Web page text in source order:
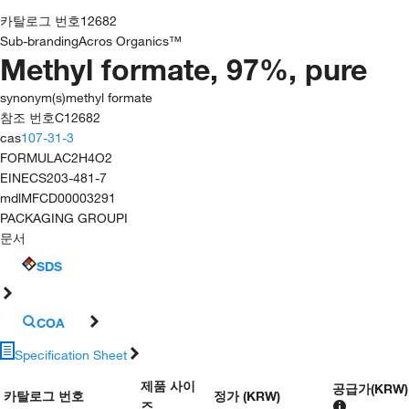
카탈로그 번호12682
Sub-brandingAcros Organics™
Methyl formate, 97%, pure
synonym(s)methyl formate
참조 번호C12682
cas107-31-3
FORMULAC2H4O2
EINECS203-481-7
mdlMFCD00003291
PACKAGING GROUPI
문서
SDS
COA
Specification Sheet
카탈로그 번호
제품 사이
즈
정가 (KRW) 공급가(KRW)